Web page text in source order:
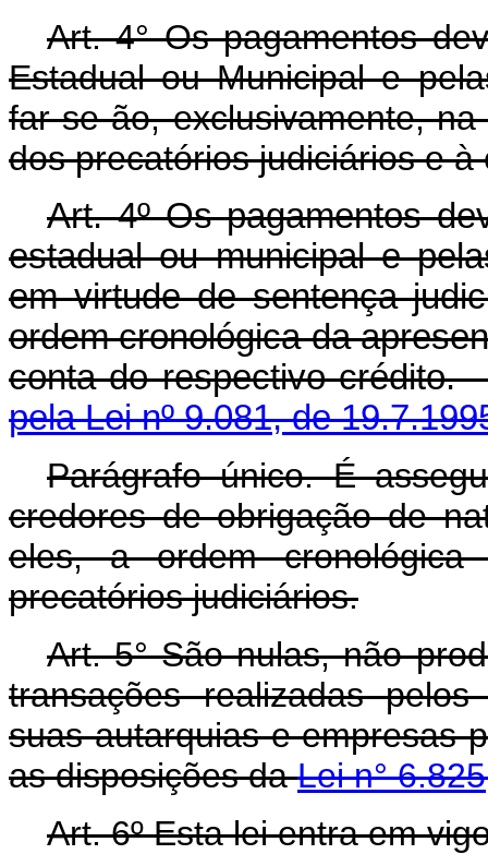
Art. 4° Os pagamentos
Estadual ou Municipal e
far-se-ão, exclusivamente,
dos precatórios judiciários e
Art. 4º Os pagamentos
estadual ou municipal e
em virtude de sentença
ordem cronológica da
conta do respectivo
pela Lei nº 9.081, de
Parágrafo único. É
credores de obrigação de
eles, a ordem cronológica
precatórios judiciários.
Art. 5° São nulas, não
transações realizadas
suas autarquias e empresas
as disposições daLei n°
Art. 6º Esta lei entra em